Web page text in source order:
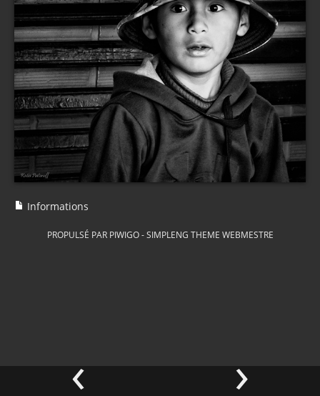
‹ ›
Informations
PROPULSÉ PAR PIWIGO-SIMPLENG THEME WEBMESTRE